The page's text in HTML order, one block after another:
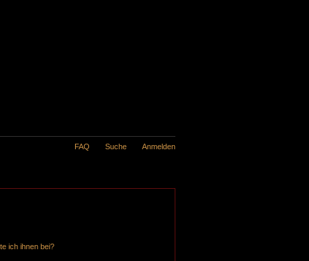
FAQ Suche Anmelden
ich ihnen bei?